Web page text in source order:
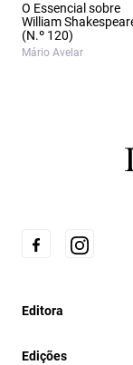
O Essencial sobre
William
(N.º 120)
Mário Avelar
Editora
Edições